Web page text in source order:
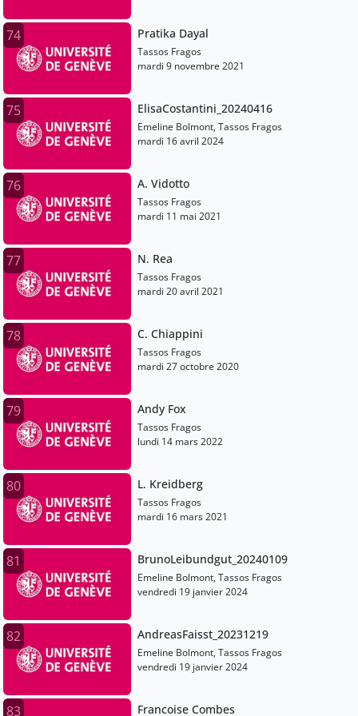
74 Pratika Dayal
Tassos Fragos
mardi 9 novembre 2021
75 ElisaCostantini_20240416
Emeline Bolmont, Tassos Fragos
mardi 16 avril 2024
76 A. Vidotto
Tassos Fragos
mardi 11 mai 2021
77 N. Rea
Tassos Fragos
mardi 20 avril 2021
78 C. Chiappini
Tassos Fragos
mardi 27 octobre 2020
79 Andy Fox
Tassos Fragos
lundi 14 mars 2022
80 L. Kreidberg
Tassos Fragos
mardi 16 mars 2021
81 BrunoLeibundgut_20240109
Emeline Bolmont, Tassos Fragos
vendredi 19 janvier 2024
82 AndreasFaisst_20231219
Emeline Bolmont, Tassos Fragos
vendredi 19 janvier 2024
83 Francoise Combes